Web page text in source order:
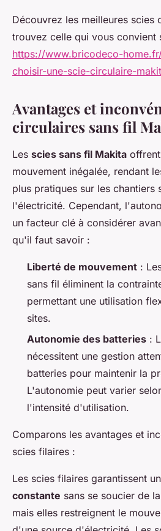
Découvrez les meilleures scies
trouvez celle qui vous convient
https://www.bricodeco-
choisir-une-scie-circulaire-
Avantages et
circulaires sans fil
Les scies sans fil Makita
mouvement inégalée, rendant
plus pratiques sur les chantiers
l'électricité. Cependant,
un facteur clé à considérer
qu'il faut savoir :
Liberté de mouvement :
sans fil éliminent la
permettant une utilisation
sites.
Autonomie des batteries :
nécessitent une gestion
batteries pour maintenir la
L'autonomie peut varier
l'intensité d'utilisation.
Comparons les avantages et
scies filaires :
Les scies filaires garantissent
constante sans se soucier de
mais elles restreignent le